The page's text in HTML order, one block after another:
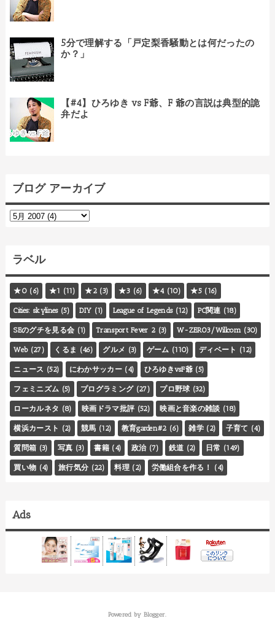
5分で理解する「戸定梨香騒動とは何だったの
か？」
【#4】ひろゆき vs F爺、F 爺の言説は典型的詭
弁だよ
ブログ アーカイブ
ラベル
★0 (6) ★1 (11) ★2 (3) ★3 (6) ★4 (10) ★5 (16)
Cities: skylines (5) DIY (1) League of Legends (12) PC関連 (18)
SEのグチを見る会 (1) Transport Fever 2 (3) W-ZERO3/Willcom (30)
Web (27) くるま (46) グルメ (3) ゲーム (110) ディベート (12)
ニュース (52) にわかサッカー (4) ひろゆきvsF爺 (5)
フェミニズム (5) プログラミング (27) プロ野球 (32)
ローカルネタ (8) 映画ドラマ批評 (52) 映画と音楽の雑談 (18)
横浜カースト (2) 競馬 (12) 教育garden#2 (6) 雑学 (2) 子育て (4)
質問箱 (3) 写真 (3) 書籍 (4) 政治 (7) 鉄道 (2) 日常 (149)
買い物 (4) 旅行気分 (22) 料理 (2) 労働組合を作る！ (4)
Ads
Powered by Blogger.